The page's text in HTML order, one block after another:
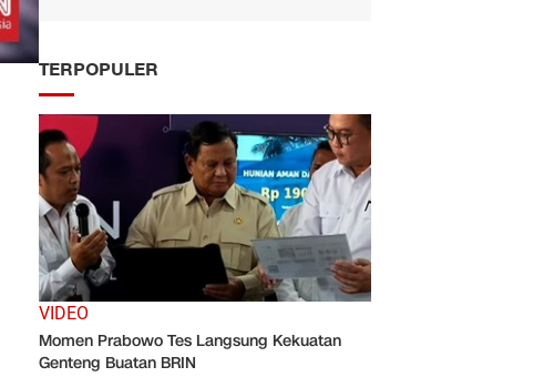
TERPOPULER
VIDEO
Momen Prabowo Tes Langsung Kekuatan
Genteng Buatan BRIN